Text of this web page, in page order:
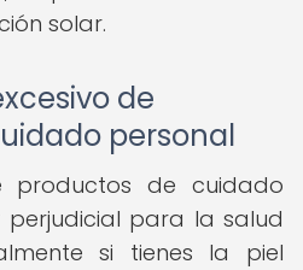
solar.
de
personal
productos de cuidado
para la salud
si tienes la piel